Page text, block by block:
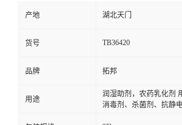
产地 湖北天门
货号 TB36420
品牌 拓邦
用途
润湿助剂，农药乳化剂
消毒剂、杀菌剂、抗静